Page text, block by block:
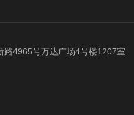
路4965号万达广场4号楼1207室